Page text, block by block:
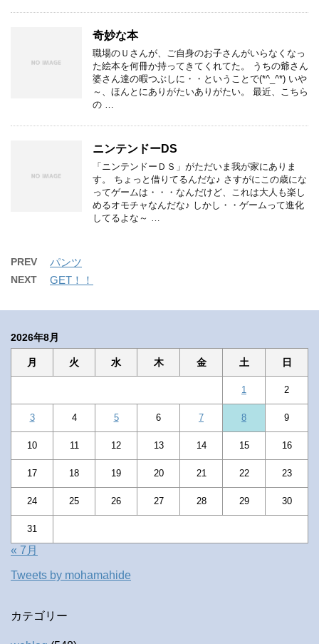
奇妙な本
職場のＵさんが、ご自身のお子さんがいらなくなっ
た絵本を何冊か持ってきてくれてた。 うちの爺さん
婆さん達の暇つぶしに・・ということで(*^_^*) いや
～、ほんとにありがたいありがたい。 最近、こちら
の …
ニンテンドーDS
「ニンテンドーＤＳ」がただいま我が家にありま
す。 ちょっと借りてるんだな♪ さすがにこの歳にな
ってゲームは・・・なんだけど、これは大人も楽し
めるオモチャなんだな♪ しかし・・ゲームって進化
してるよな～ …
PREV パンツ
NEXT GET！！
2026年8月
月 火 水 木 金 土 日
1 2
3 4 5 6 7 8 9
10 11 12 13 14 15 16
17 18 19 20 21 22 23
24 25 26 27 28 29 30
31
« 7月
Tweets by mohamahide
カテゴリー